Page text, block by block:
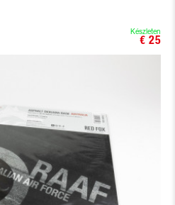
Készleten
€ 25